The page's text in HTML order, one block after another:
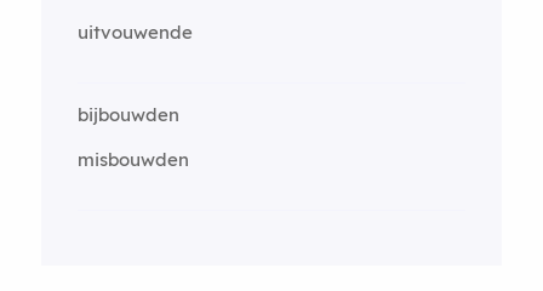
uitvouwende
bijbouwden
misbouwden